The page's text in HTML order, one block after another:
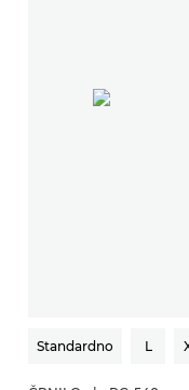
Standardno L